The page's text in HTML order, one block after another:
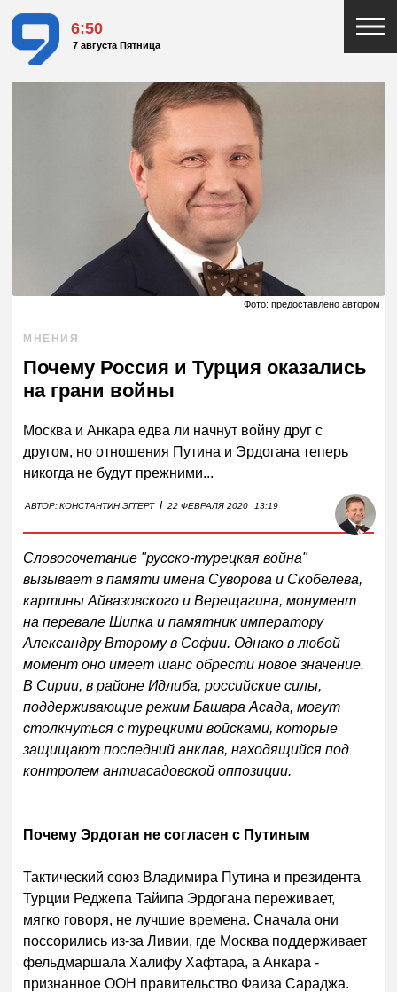
6:50
7 августа Пятница
Фото: предоставлено автором
МНЕНИЯ
Почему Россия и Турция оказались
на грани войны
Москва и Анкара едва ли начнут войну друг с
другом, но отношения Путина и Эрдогана теперь
никогда не будут прежними...
АВТОР:КОНСТАНТИН ЭГГЕРТ I 22 ФЕВРАЛЯ 2020 13:19
Словосочетание "русско-турецкая война"
вызывает в памяти имена Суворова и Скобелева,
картины Айвазовского и Верещагина, монумент
на перевале Шипка и памятник императору
Александру Второму в Софии. Однако в любой
момент оно имеет шанс обрести новое значение.
В Сирии, в районе Идлиба, российские силы,
поддерживающие режим Башара Асада, могут
столкнуться с турецкими войсками, которые
защищают последний анклав, находящийся под
контролем антиасадовской оппозиции.
Почему Эрдоган не согласен с Путиным
Тактический союз Владимира Путина и президента
Турции Реджепа Тайипа Эрдогана переживает,
мягко говоря, не лучшие времена. Сначала они
поссорились из-за Ливии, где Москва поддерживает
фельдмаршала Халифу Хафтара, а Анкара -
признанное ООН правительство Фаиза Сараджа.